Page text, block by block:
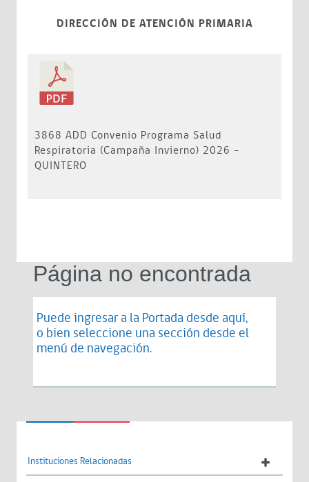
DIRECCIÓN DE ATENCIÓN PRIMARIA
3868 ADD Convenio Programa Salud
Respiratoria (Campaña Invierno) 2026 -
QUINTERO
Página no encontrada
Puede ingresar a la Portada desde aquí,
o bien seleccione una sección desde el
menú de navegación.
Instituciones Relacionadas